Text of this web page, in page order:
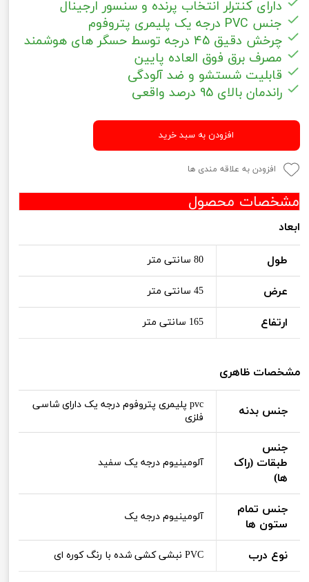
دارای کنترلر انتخاب پرنده و سنسور ارجینال
جنس PVC درجه یک پلیمری پتروفوم
چرخش دقیق 45 درجه توسط حسگر های هوشمند
مصرف برق فوق العاده پایین
قابلیت شستشو و ضد آلودگی
راندمان بالای 95 درصد واقعی
افزودن به سبد خرید
افزودن به علاقه مندی ها
مشخصات محصول
ابعاد
طول 80 سانتی متر
عرض 45 سانتی متر
ارتفاع 165 سانتی متر
مشخصات ظاهری
جنس بدنه
pvc پلیمری پتروفوم درجه یک دارای شاسی
فلزی
جنس
طبقات (راک
ها)
آلومینیوم درجه یک سفید
جنس تمام
ستون ها
آلومینیوم درجه یک
نوع درب PVC نبشی کشی شده با رنگ کوره ای